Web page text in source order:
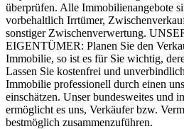
überprüfen. Alle Immobilienangebote
vorbehaltlich Irrtümer,
sonstiger Zwischenverwertung.
EIGENTÜMER: Planen Sie den
Immobilie, so ist es für Sie wichtig,
Lassen Sie kostenfrei und
Immobilie professionell durch einen
einschätzen. Unser bundesweites und
ermöglicht es uns, Verkäufer bzw.
bestmöglich zusammenzuführen.